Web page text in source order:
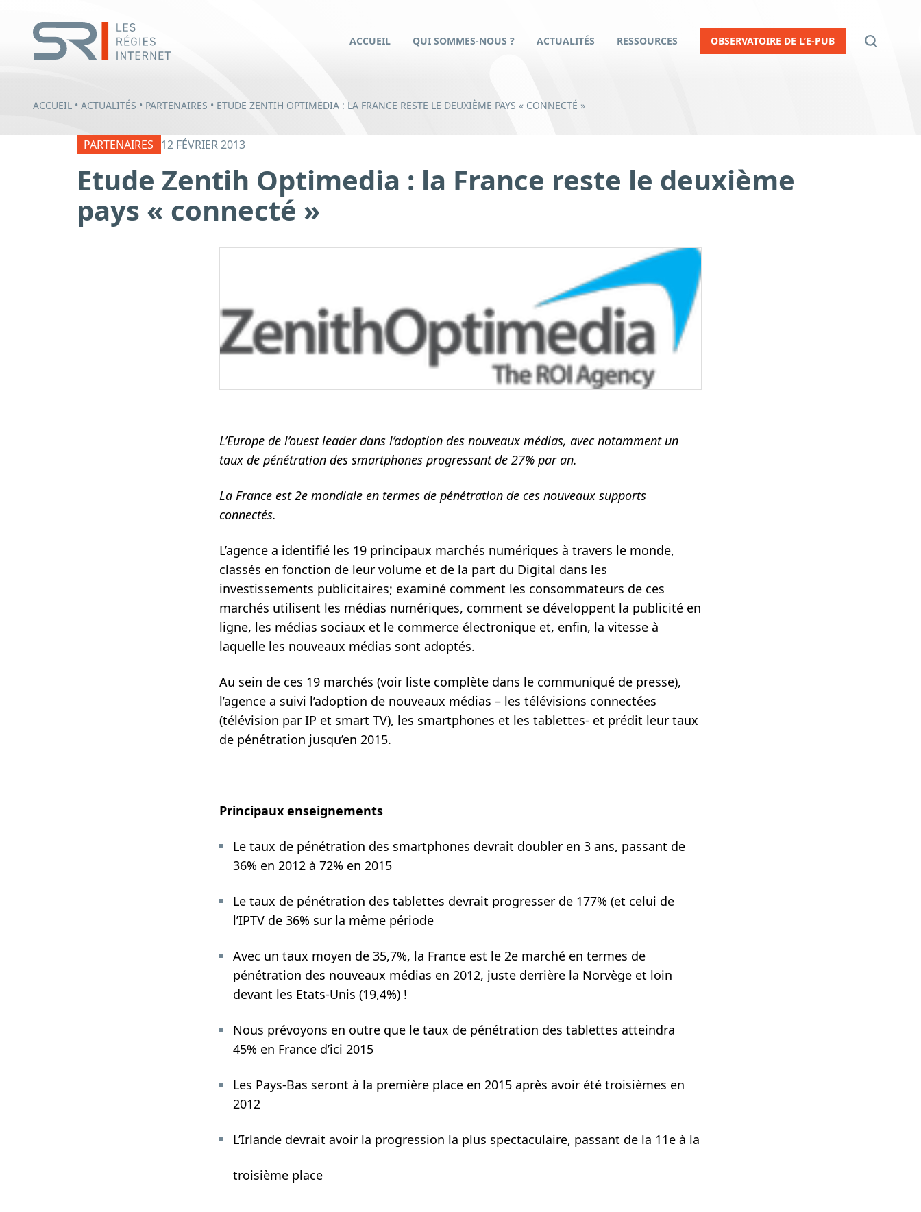
ACCUEIL QUI SOMMES-NOUS ? ACTUALITÉS RESSOURCES OBSERVATOIRE DE L’E-PUB
ACCUEIL • ACTUALITÉS • PARTENAIRES • ETUDE ZENTIH OPTIMEDIA : LA FRANCE RESTE LE DEUXIÈME PAYS « CONNECTÉ »
PARTENAIRES 12 FÉVRIER 2013
Etude Zentih Optimedia : la France reste le deuxième
pays « connecté »
L’Europe de l’ouest leader dans l’adoption des nouveaux médias, avec notamment un
taux de pénétration des smartphones progressant de 27% par an.
La France est 2e mondiale en termes de pénétration de ces nouveaux supports
connectés.
L’agence a identifié les 19 principaux marchés numériques à travers le monde,
classés en fonction de leur volume et de la part du Digital dans les
investissements publicitaires; examiné comment les consommateurs de ces
marchés utilisent les médias numériques, comment se développent la publicité en
ligne, les médias sociaux et le commerce électronique et, enfin, la vitesse à
laquelle les nouveaux médias sont adoptés.
Au sein de ces 19 marchés (voir liste complète dans le communiqué de presse),
l’agence a suivi l’adoption de nouveaux médias – les télévisions connectées
(télévision par IP et smart TV), les smartphones et les tablettes- et prédit leur taux
de pénétration jusqu’en 2015.
Principaux enseignements
Le taux de pénétration des smartphones devrait doubler en 3 ans, passant de
36% en 2012 à 72% en 2015
Le taux de pénétration des tablettes devrait progresser de 177% (et celui de
l’IPTV de 36% sur la même période
Avec un taux moyen de 35,7%, la France est le 2e marché en termes de
pénétration des nouveaux médias en 2012, juste derrière la Norvège et loin
devant les Etats-Unis (19,4%) !
Nous prévoyons en outre que le taux de pénétration des tablettes atteindra
45% en France d’ici 2015
Les Pays-Bas seront à la première place en 2015 après avoir été troisièmes en
2012
L’Irlande devrait avoir la progression la plus spectaculaire, passant de la 11e à la
troisième place